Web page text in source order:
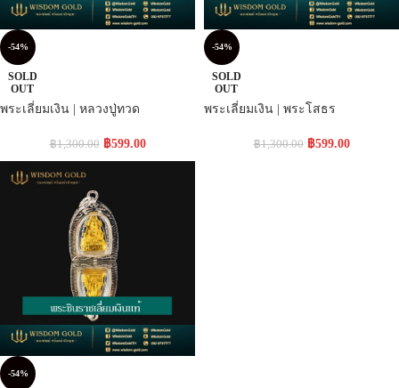
-54%
SOLD
OUT
พระเลี่ยมเงิน | หลวงปู่ทวด
฿1,300.00 ฿599.00
-54%
SOLD
OUT
พระเลี่ยมเงิน | พระโสธร
฿1,300.00 ฿599.00
-54%